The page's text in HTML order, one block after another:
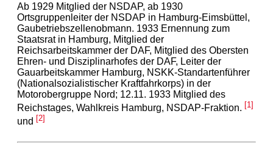
Ab 1929 Mitglied der NSDAP, ab 1930
Ortsgruppenleiter der NSDAP in Hamburg-Eimsbüttel,
Gaubetriebszellenobmann. 1933 Ernennung zum
Staatsrat in Hamburg, Mitglied der
Reichsarbeitskammer der DAF, Mitglied des Obersten
Ehren- und Disziplinarhofes der DAF, Leiter der
Gauarbeitskammer Hamburg, NSKK-Standartenführer
(Nationalsozialistischer Kraftfahrkorps) in der
Motorobergruppe Nord; 12.11. 1933 Mitglied des
Reichstages, Wahlkreis Hamburg, NSDAP-Fraktion. [1]
und [2]